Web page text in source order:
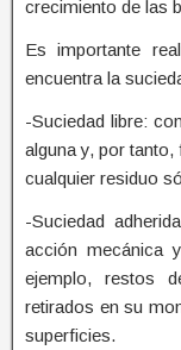
crecimiento de las
Es importante
encuentra la
-Suciedad libre:
alguna y, por
cualquier residuo
-Suciedad
acción mecánica
ejemplo, restos
retirados en su
superficies.